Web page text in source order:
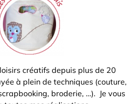
créatifs depuis plus de 20
à plein de techniques (couture,
broderie, …). Je vous